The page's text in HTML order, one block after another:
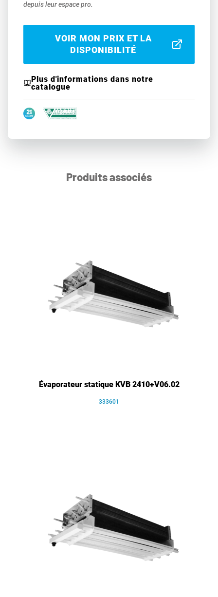
depuis leur espace pro.
VOIR MON PRIX ET LA
DISPONIBILITÉ
Plus d'informations dans notre
catalogue
Produits associés
Évaporateur statique KVB 2410+V06.02
333601